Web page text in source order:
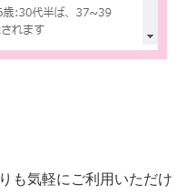
も気軽にご利用いただけ